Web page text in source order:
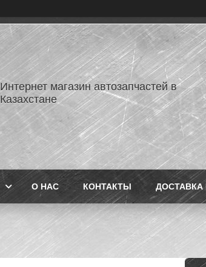
Интернет магазин автозапчастей в
Казахстане
О НАС КОНТАКТЫ ДОСТАВКА